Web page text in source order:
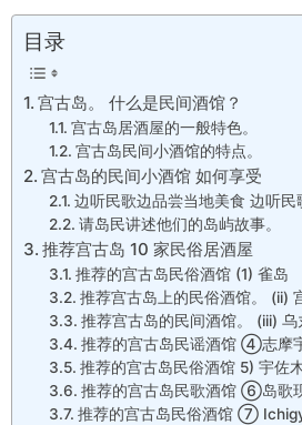
目录
宫古岛。 什么是民间酒馆？
宫古岛居酒屋的一般特色。
宫古岛民间小酒馆的特点。
宫古岛的民间小酒馆 如何享受
边听民歌边品尝当地美食 边听民
请岛民讲述他们的岛屿故事。
推荐宫古岛 10 家民俗居酒屋
推荐的宫古岛民俗酒馆 (1) 雀岛
推荐宫古岛上的民俗酒馆。 (ii)
推荐宫古岛的民间酒馆。 (iii) 乌
推荐的宫古岛民谣酒馆 ④志摩
推荐的宫古岛民俗酒馆 5) 宇佐
推荐的宫古岛民歌酒馆 ⑥岛歌
推荐的宫古岛民俗酒馆 ⑦